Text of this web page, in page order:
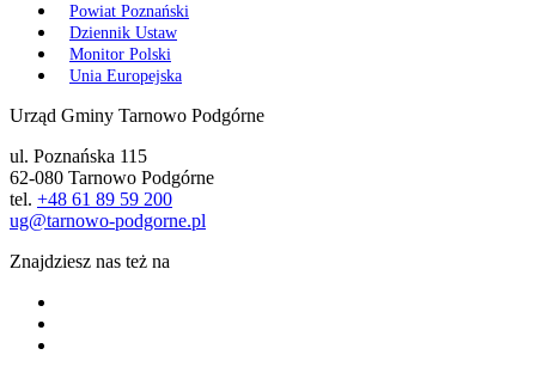
Powiat Poznański
Dziennik Ustaw
Monitor Polski
Unia Europejska
Urząd Gminy Tarnowo Podgórne
ul. Poznańska 115
62-080 Tarnowo Podgórne
tel. +48 61 89 59 200
ug@tarnowo-podgorne.pl
Znajdziesz nas też na